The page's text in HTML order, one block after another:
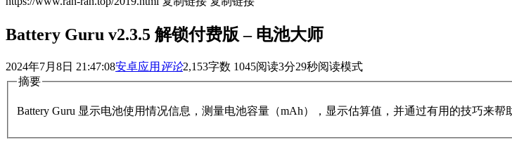
Battery Guru v2.3.5 解锁付费版 – 电池大师
2024年7月8日 21:47:08安卓应用 评论2,153字数 1045阅读3分29秒阅读模式
摘要
Battery Guru 显示电池使用情况信息，测量电池容量（mAh），显示估算值，并通过有用的技巧来帮